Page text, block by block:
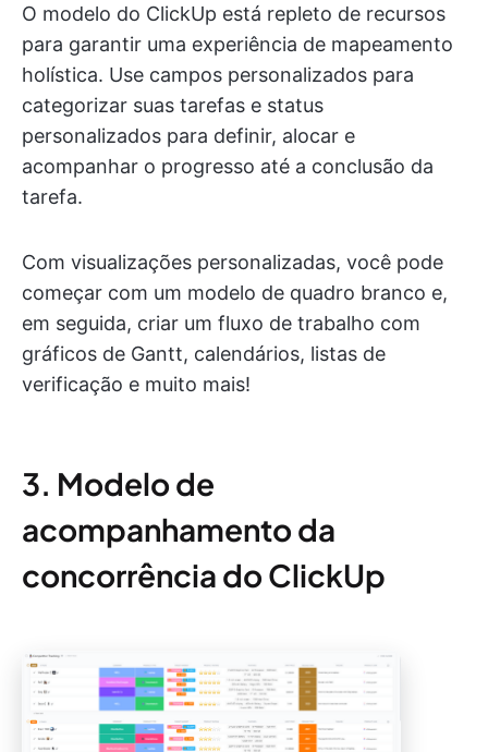
O modelo do ClickUp está repleto de recursos
para garantir uma experiência de mapeamento
holística. Use campos personalizados para
categorizar suas tarefas e status
personalizados para definir, alocar e
acompanhar o progresso até a conclusão da
tarefa.
Com visualizações personalizadas, você pode
começar com um modelo de quadro branco e,
em seguida, criar um fluxo de trabalho com
gráficos de Gantt, calendários, listas de
verificação e muito mais!
3. Modelo de
acompanhamento da
concorrência do ClickUp